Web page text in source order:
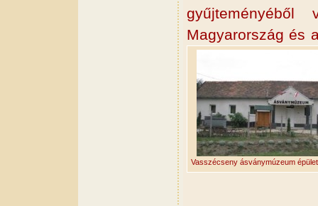
gyűjteményéből
Magyarország és
Vasszécseny ásványmúzeum